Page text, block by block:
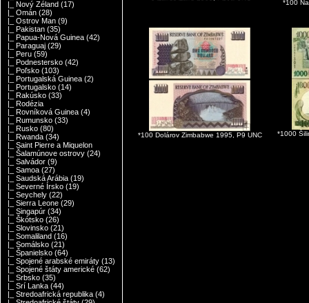
|_ Nový Zéland (17)
|_ Omán (28)
|_ Ostrov Man (9)
|_ Pakistan (35)
|_ Papua-Nová Guinea (42)
|_ Paraguaj (29)
|_ Peru (59)
|_ Podnestersko (42)
|_ Poľsko (103)
|_ Portugalská Guinea (2)
|_ Portugalsko (14)
|_ Rakúsko (33)
|_ Rodézia
|_ Rovníková Guinea (4)
|_ Rumunsko (33)
|_ Rusko (80)
|_ Rwanda (34)
|_ Saint Pierre a Miquelon
|_ Šalamúnove ostrovy (24)
|_ Salvádor (9)
|_ Samoa (27)
|_ Saudská Arábia (19)
|_ Severné Írsko (19)
|_ Seychely (22)
|_ Sierra Leone (29)
|_ Singapúr (34)
|_ Škótsko (26)
|_ Slovinsko (21)
|_ Somaliland (16)
|_ Somálsko (21)
|_ Španielsko (64)
|_ Spojené arabské emiráty (13)
|_ Spojené štáty americké (62)
|_ Srbsko (35)
|_ Srí Lanka (44)
|_ Stredoafrická republika (4)
*100
*100 Dolárov Zimbabwe 1995, P9 UNC *1000